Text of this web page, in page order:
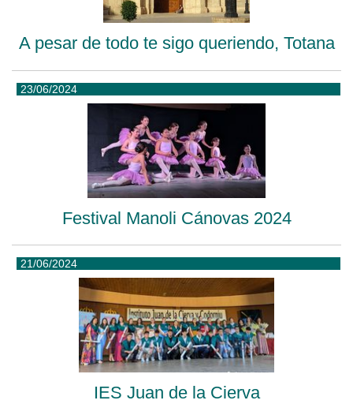
A pesar de todo te sigo queriendo, Totana
23/06/2024
Festival Manoli Cánovas 2024
21/06/2024
IES Juan de la Cierva